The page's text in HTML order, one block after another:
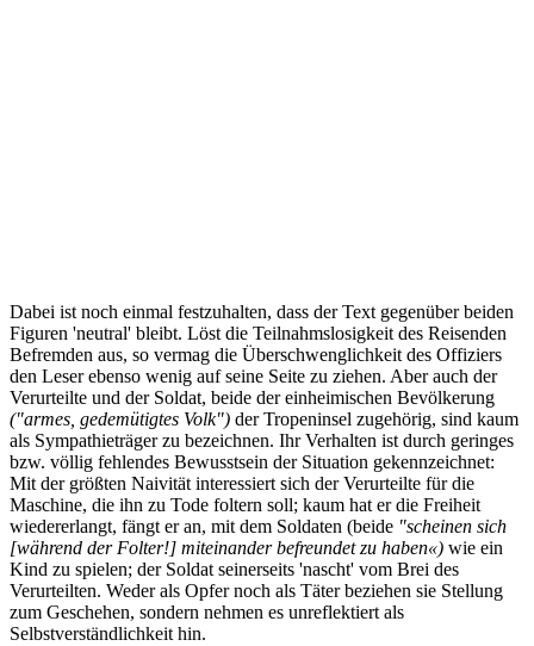
Dabei ist noch einmal festzuhalten, dass der Text gegenüber beiden
Figuren 'neutral' bleibt. Löst die Teilnahmslosigkeit des Reisenden
Befremden aus, so vermag die Überschwenglichkeit des Offiziers
den Leser ebenso wenig auf seine Seite zu ziehen. Aber auch der
Verurteilte und der Soldat, beide der einheimischen Bevölkerung
("armes, gedemütigtes Volk") der Tropeninsel zugehörig, sind kaum
als Sympathieträger zu bezeichnen. Ihr Verhalten ist durch geringes
bzw. völlig fehlendes Bewusstsein der Situation gekennzeichnet:
Mit der größten Naivität interessiert sich der Verurteilte für die
Maschine, die ihn zu Tode foltern soll; kaum hat er die Freiheit
wiedererlangt, fängt er an, mit dem Soldaten (beide "scheinen sich
[während der Folter!] miteinander befreundet zu haben«) wie ein
Kind zu spielen; der Soldat seinerseits 'nascht' vom Brei des
Verurteilten. Weder als Opfer noch als Täter beziehen sie Stellung
zum Geschehen, sondern nehmen es unreflektiert als
Selbstverständlichkeit hin.